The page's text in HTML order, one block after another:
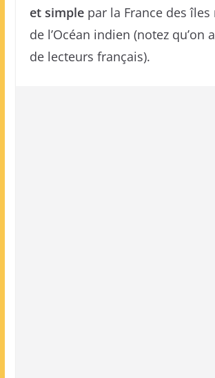
et simplepar la France des îles
de l’Océan indien (notez qu’on
de lecteurs français).